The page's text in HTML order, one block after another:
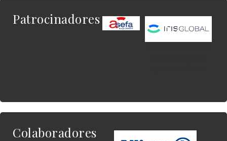
Patrocinadores
Colaboradores